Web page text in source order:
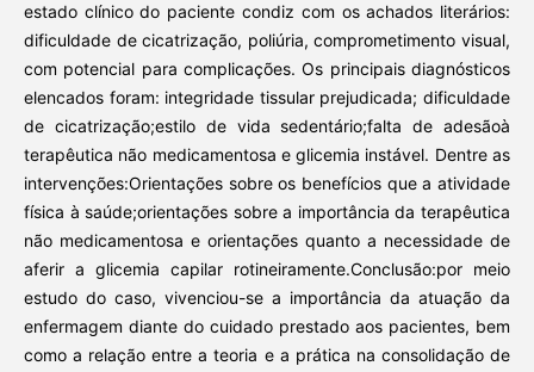
estado clínico do paciente condiz com os achados literários:
dificuldade de cicatrização, poliúria, comprometimento visual,
com potencial para complicações. Os principais diagnósticos
elencados foram: integridade tissular prejudicada; dificuldade
de cicatrização;estilo de vida sedentário;falta de adesãoà
terapêutica não medicamentosa e glicemia instável. Dentre as
intervenções:Orientações sobre os benefícios que a atividade
física à saúde;orientações sobre a importância da terapêutica
não medicamentosa e orientações quanto a necessidade de
aferir a glicemia capilar rotineiramente.Conclusão:por meio
estudo do caso, vivenciou-se a importância da atuação da
enfermagem diante do cuidado prestado aos pacientes, bem
como a relação entre a teoria e a prática na consolidação de